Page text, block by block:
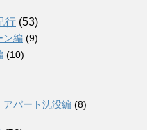
行 (53)
ン編 (9)
(10)
アパート沈没編 (8)